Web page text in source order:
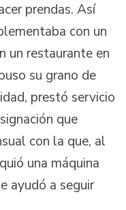
prendas. Así
con un
un restaurante en
su grano de
prestó servicio
que
con la que, al
una máquina
ayudó a seguir